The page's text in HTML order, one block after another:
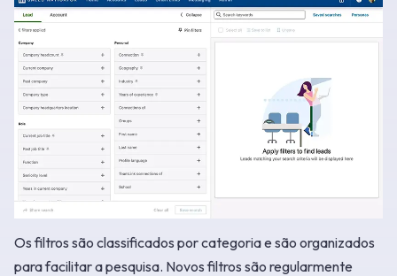
Os filtros são classificados por categoria e são organizados
para facilitar a pesquisa. Novos filtros são regularmente